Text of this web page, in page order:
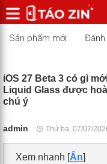
Sản phẩm mới Đánh
iOS 27 Beta 3 có gì
Liquid Glass được
chú ý
admin Thứ ba, 07/07/
Xem nhanh [Ẩn]